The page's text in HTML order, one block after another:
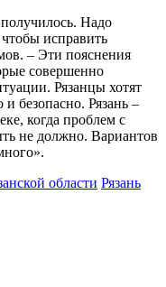
Надо
исправить
– Эти пояснения
совершенно
Рязанцы хотят
безопасно. Рязань –
когда проблем с
не должно. Вариантов
области Рязань